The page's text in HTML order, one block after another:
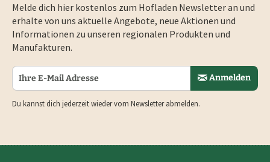
Melde dich hier kostenlos zum Hofladen Newsletter an und
erhalte von uns aktuelle Angebote, neue Aktionen und
Informationen zu unseren regionalen Produkten und
Manufakturen.
Anmelden
Du kannst dich jederzeit wieder vom Newsletter abmelden.